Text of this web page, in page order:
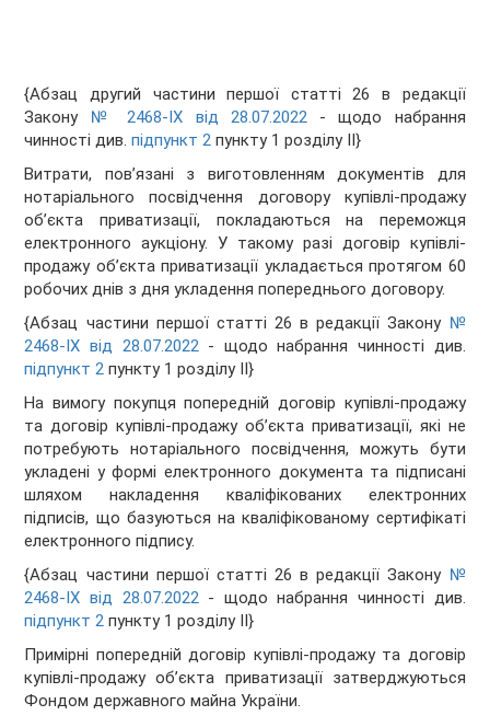
{Абзац другий частини першої статті 26 в редакції
Закону № 2468-IX від 28.07.2022- щодо набрання
чинності див.підпункт 2 пункту 1 розділу II}
Витрати, пов’язані з виготовленням документів для
нотаріального посвідчення договору купівлі-продажу
об’єкта приватизації, покладаються на переможця
електронного аукціону. У такому разі договір купівлі-
продажу об’єкта приватизації укладається протягом 60
робочих днів з дня укладення попереднього договору.
{Абзац частини першої статті 26 в редакції Закону №
2468-IX від 28.07.2022- щодо набрання чинності див.
підпункт 2 пункту 1 розділу II}
На вимогу покупця попередній договір купівлі-продажу
та договір купівлі-продажу об’єкта приватизації, які не
потребують нотаріального посвідчення, можуть бути
укладені у формі електронного документа та підписані
шляхом накладення кваліфікованих електронних
підписів, що базуються на кваліфікованому сертифікаті
електронного підпису.
{Абзац частини першої статті 26 в редакції Закону №
2468-IX від 28.07.2022- щодо набрання чинності див.
підпункт 2 пункту 1 розділу II}
Примірні попередній договір купівлі-продажу та договір
купівлі-продажу об’єкта приватизації затверджуються
Фондом державного майна України.